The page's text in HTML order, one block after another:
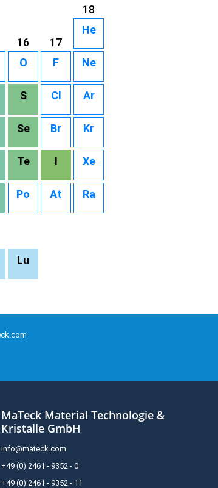
18
16 17
He
O F Ne
S Cl Ar
Se Br Kr
Te I Xe
Po At Ra
Lu
MaTeck Material Technologie &
Kristalle GmbH
info@mateck.com
+49 (0) 2461 - 9352 - 0
+49 (0) 2461 - 9352 - 11